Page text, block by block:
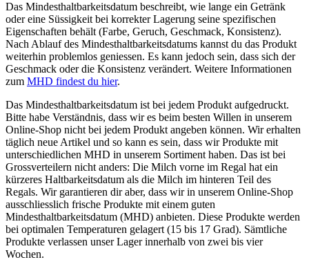
Das Mindesthaltbarkeitsdatum beschreibt, wie lange ein Getränk
oder eine Süssigkeit bei korrekter Lagerung seine spezifischen
Eigenschaften behält (Farbe, Geruch, Geschmack, Konsistenz).
Nach Ablauf des Mindesthaltbarkeitsdatums kannst du das Produkt
weiterhin problemlos geniessen. Es kann jedoch sein, dass sich der
Geschmack oder die Konsistenz verändert. Weitere Informationen
zum MHD findest du hier.
Das Mindesthaltbarkeitsdatum ist bei jedem Produkt aufgedruckt.
Bitte habe Verständnis, dass wir es beim besten Willen in unserem
Online-Shop nicht bei jedem Produkt angeben können. Wir erhalten
täglich neue Artikel und so kann es sein, dass wir Produkte mit
unterschiedlichen MHD in unserem Sortiment haben. Das ist bei
Grossverteilern nicht anders: Die Milch vorne im Regal hat ein
kürzeres Haltbarkeitsdatum als die Milch im hinteren Teil des
Regals. Wir garantieren dir aber, dass wir in unserem Online-Shop
ausschliesslich frische Produkte mit einem guten
Mindesthaltbarkeitsdatum (MHD) anbieten. Diese Produkte werden
bei optimalen Temperaturen gelagert (15 bis 17 Grad). Sämtliche
Produkte verlassen unser Lager innerhalb von zwei bis vier
Wochen.